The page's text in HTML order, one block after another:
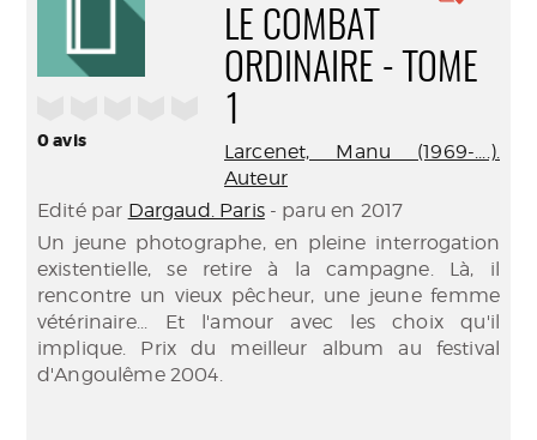
0avis
LE COMBAT
ORDINAIRE - TOME
1
Larcenet, Manu (1969-....).
Auteur
Edité par Dargaud. Paris- paru en 2017
Un jeune photographe, en pleine interrogation
existentielle, se retire à la campagne. Là, il
rencontre un vieux pêcheur, une jeune femme
vétérinaire... Et l'amour avec les choix qu'il
implique. Prix du meilleur album au festival
d'Angoulême 2004.